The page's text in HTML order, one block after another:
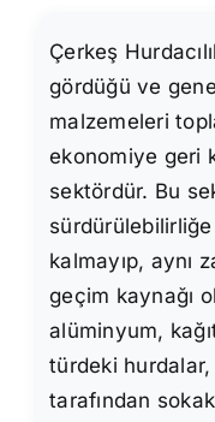
Çerkeş
gördüğü ve
malzemeleri
ekonomiye geri
sektördür. Bu
kalmayıp, aynı
geçim kaynağı
alüminyum,
türdeki hurdalar,
tarafından